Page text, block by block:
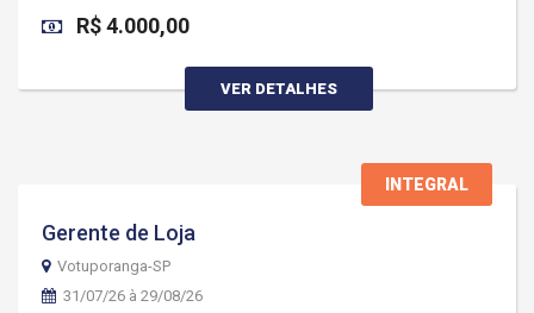
R$ 4.000,00
VER DETALHES
INTEGRAL
Gerente de Loja
Votuporanga-SP
31/07/26 à 29/08/26